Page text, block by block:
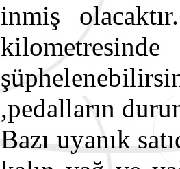
inmiş
,pedalların
Bazı uyanık